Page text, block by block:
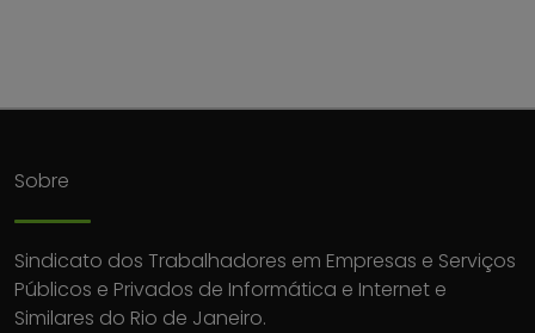
Sobre
Sindicato dos Trabalhadores em Empresas e Serviços
Públicos e Privados de Informática e Internet e
Similares do Rio de Janeiro.